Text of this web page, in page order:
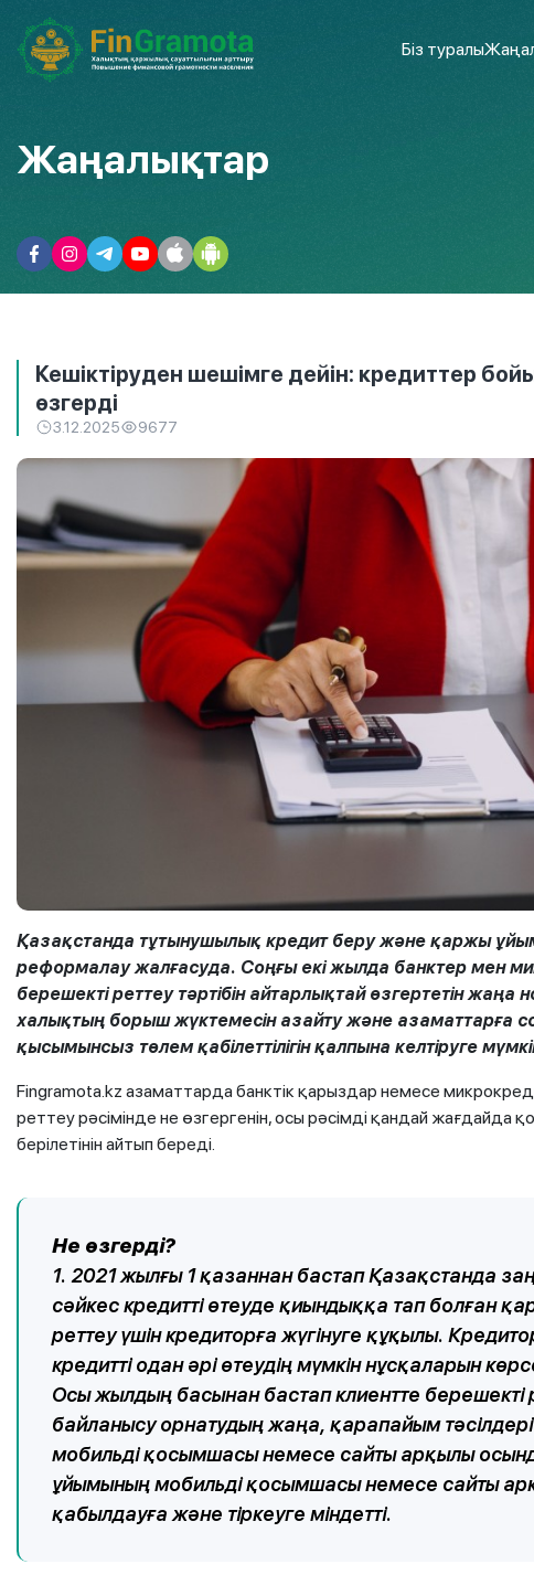
Біз туралы
Жаңалықтар
Кешіктіруден шешімге дейін: кредиттер
өзгерді
3.12.2025 9677
Қазақстанда тұтынушылық кредит беру және қаржы
реформалау жалғасуда. Соңғы екі жылда банктер мен
берешекті реттеу тәртібін айтарлықтай өзгертетін
халықтың борыш жүктемесін азайту және азаматтарға
қысымынсыз төлем қабілеттілігін қалпына келтіруге
Fingramota.kz азаматтарда банктік қарыздар немесе
реттеу рәсімінде не өзгергенін, осы рәсімді қандай жағдайда
берілетінін айтып береді.
Не өзгерді?
1. 2021 жылғы 1 қазаннан бастап Қазақстанда
сәйкес кредитті өтеуде қиындыққа тап болған
реттеу үшін кредиторға жүгінуге құқылы.
кредитті одан әрі өтеудің мүмкін нұсқаларын
Осы жылдың басынан бастап клиентте
байланысу орнатудың жаңа, қарапайым
мобильді қосымшасы немесе сайты арқылы
ұйымының мобильді қосымшасы немесе сайты
қабылдауға және тіркеуге міндетті.